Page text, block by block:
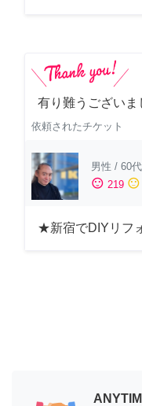
有り難うございま
依頼されたチケット
男性 / 60代
sentiment_satisfied 219 sentiment_neutral
★新宿でDIYリフ